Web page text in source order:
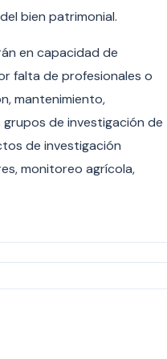
bien patrimonial.
en capacidad de
falta de profesionales o
mantenimiento,
de investigación de
de investigación
monitoreo agrícola,